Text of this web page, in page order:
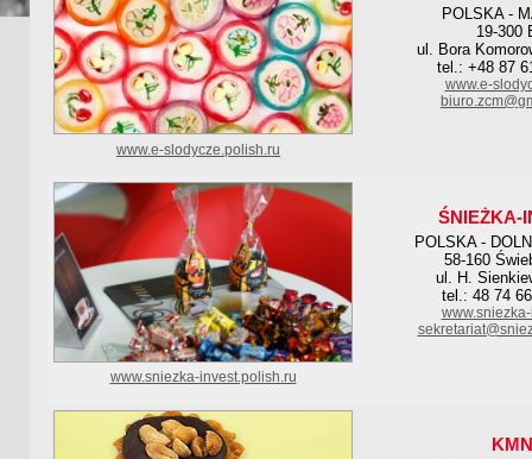
POLSKA -
19-300
ul. Bora
tel.: +48 87
www.e-
www.e-slodycze.polish.ru
ŚNIEŻKA-
POLSKA -
58-160
ul. H.
tel.: 48 74
www.sniezka-invest.polish.ru
KMN